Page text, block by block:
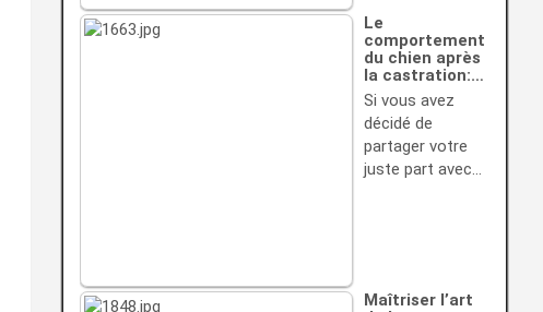
Le
comportement
du chien après
la castration:…
Si vous avez
décidé de
partager votre
juste part avec…
Maîtriser l’art